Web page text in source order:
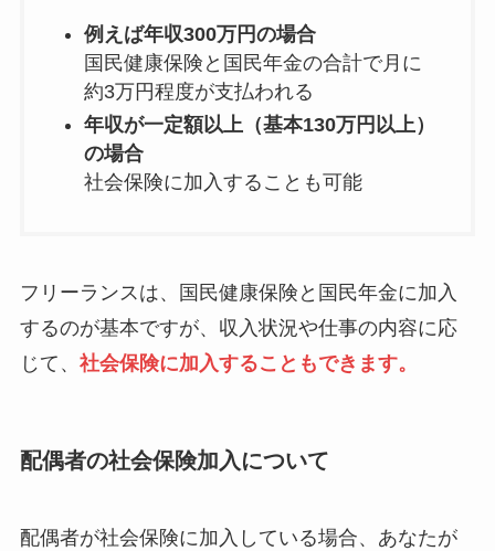
例えば年収300万円の場合
国民健康保険と国民年金の合計で月に
約3万円程度が支払われる
年収が一定額以上（基本130万円以上）
の場合
社会保険に加入することも可能
フリーランスは、国民健康保険と国民年金に加入
するのが基本ですが、収入状況や仕事の内容に応
じて、 社会保険に加入することもできます。
配偶者の社会保険加入について
配偶者が社会保険に加入している場合、あなたが